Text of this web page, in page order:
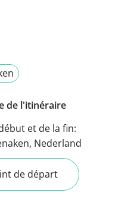
de l'itinéraire
et de la fin:
Nederland
de départ